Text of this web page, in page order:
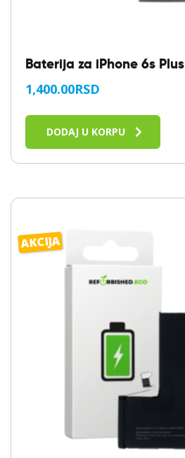
Baterija za iPhone 6s Plus
1,400.00RSD
DODAJ U KORPU
AKCIJA